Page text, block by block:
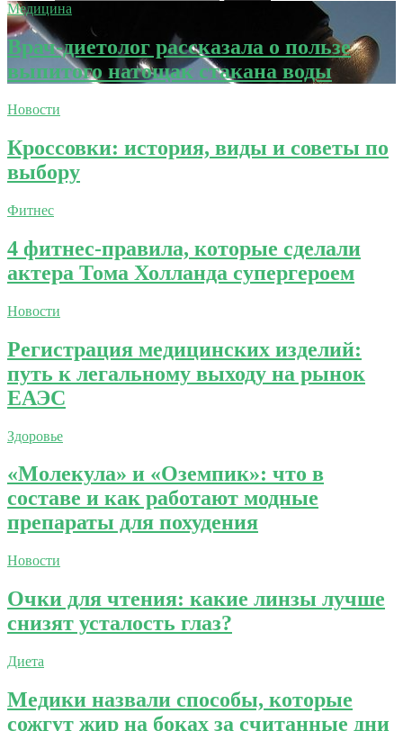
Медицина
Врач-диетолог рассказала о пользе
выпитого натощак стакана воды
Новости
Кроссовки: история, виды и советы по
выбору
Фитнес
4 фитнес-правила, которые сделали
актера Тома Холланда супергероем
Новости
Регистрация медицинских изделий:
путь к легальному выходу на рынок
ЕАЭС
Здоровье
«Молекула» и «Оземпик»: что в
составе и как работают модные
препараты для похудения
Новости
Очки для чтения: какие линзы лучше
снизят усталость глаз?
Диета
Медики назвали способы, которые
сожгут жир на боках за считанные дни